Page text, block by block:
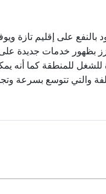
على إقليم تازة
بظهور خدمات جديدة
للمنطقة كما أنه
والتي تتوسع بسرعة